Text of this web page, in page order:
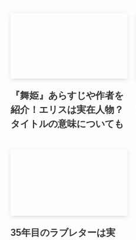
『舞姫』あらすじや作者を
紹介！エリスは実在人物？
タイトルの意味についても
35年目のラブレターは実